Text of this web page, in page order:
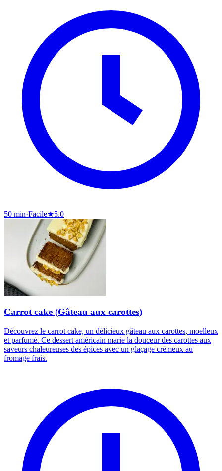
50 min·Facile★5.0
Carrot cake (Gâteau aux carottes)
Découvrez le carrot cake, un délicieux gâteau aux carottes, moelleux
et parfumé. Ce dessert américain marie la douceur des carottes aux
saveurs chaleureuses des épices avec un glaçage crémeux au
fromage frais.